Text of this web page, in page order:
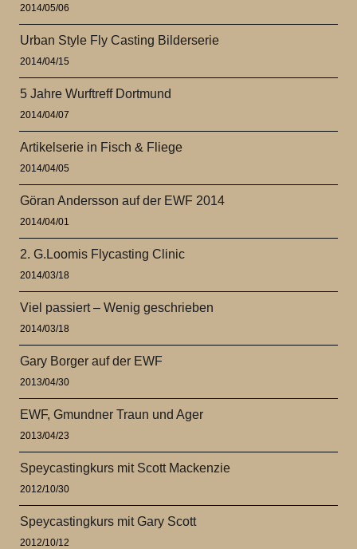
2014/05/06
Urban Style Fly Casting Bilderserie
2014/04/15
5 Jahre Wurftreff Dortmund
2014/04/07
Artikelserie in Fisch & Fliege
2014/04/05
Göran Andersson auf der EWF 2014
2014/04/01
2. G.Loomis Flycasting Clinic
2014/03/18
Viel passiert – Wenig geschrieben
2014/03/18
Gary Borger auf der EWF
2013/04/30
EWF, Gmundner Traun und Ager
2013/04/23
Speycastingkurs mit Scott Mackenzie
2012/10/30
Speycastingkurs mit Gary Scott
2012/10/12